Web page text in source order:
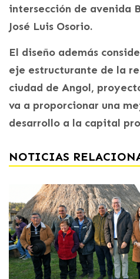
intersección de avenida
José Luis Osorio.
El diseño además
eje estructurante de la
ciudad de Angol,
va a proporcionar una
desarrollo a la capital
NOTICIAS